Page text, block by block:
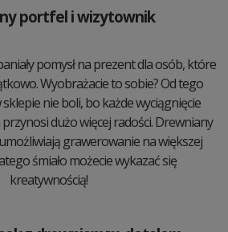
portfel i wizytownik
pomysł na prezent dla osób, które
Wyobrażacie to sobie? Od tego
nie boli, bo każde wyciągnięcie
dużo więcej radości. Drewniany
grawerowanie na większej
śmiało możecie wykazać się
kreatywnością!